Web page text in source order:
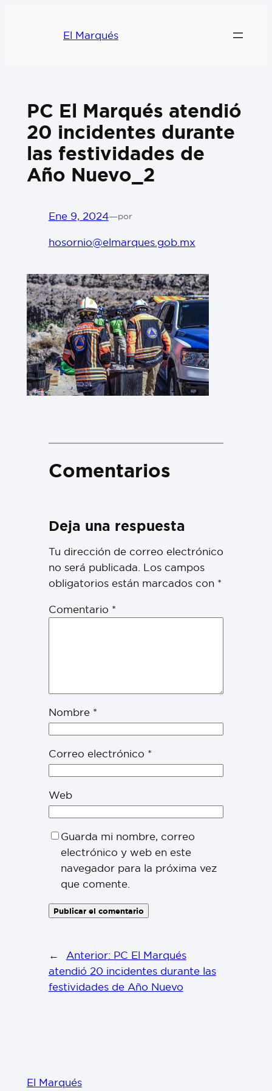
El Marqués
PC El Marqués atendió
20 incidentes durante
las festividades de
Año Nuevo_2
Ene 9, 2024—por
hosornio@elmarques.gob.mx
Comentarios
Deja una respuesta
Tu dirección de correo electrónico
no será publicada. Los campos
obligatorios están marcados con *
Comentario *
Nombre *
Correo electrónico *
Web
Guarda mi nombre, correo
electrónico y web en este
navegador para la próxima vez
que comente.
← Anterior: PC El Marqués
atendió 20 incidentes durante las
festividades de Año Nuevo
El Marqués